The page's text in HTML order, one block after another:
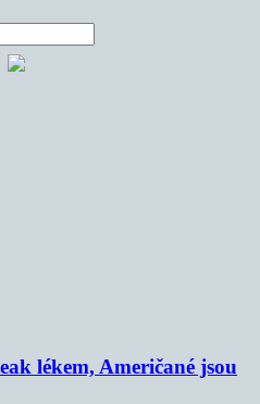
lékem, Američané jsou